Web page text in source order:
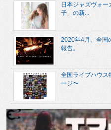
日本ジャズヴォ
子」の新...
2020年4月、全国
報告。
全国ライブハウス
ージ〜